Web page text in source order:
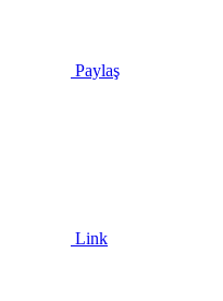
Paylaş
Link